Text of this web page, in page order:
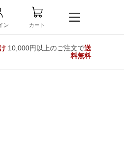
ン カート
10,000円以上のご注文で送
料無料